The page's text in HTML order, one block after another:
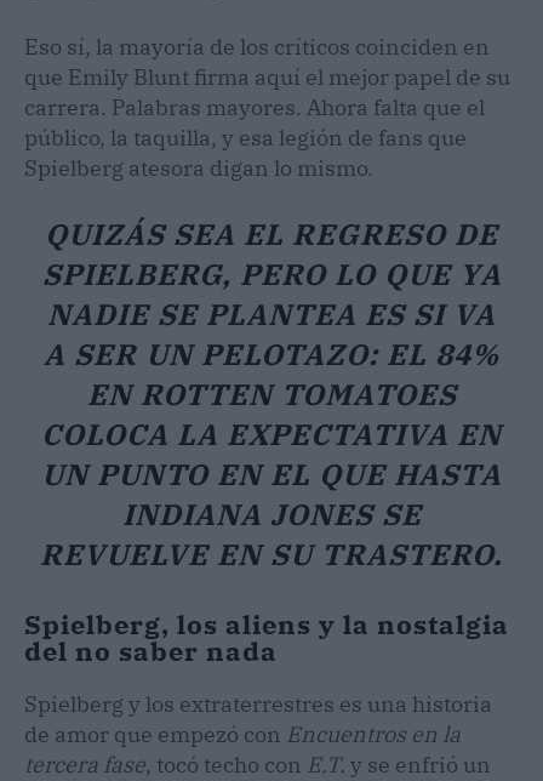
Eso sí, la mayoría de los críticos coinciden en
que Emily Blunt firma aquí el mejor papel de su
carrera. Palabras mayores. Ahora falta que el
público, la taquilla, y esa legión de fans que
Spielberg atesora digan lo mismo.
QUIZÁS SEA EL REGRESO DE
SPIELBERG, PERO LO QUE YA
NADIE SE PLANTEA ES SI VA
A SER UN PELOTAZO: EL 84%
EN ROTTEN TOMATOES
COLOCA LA EXPECTATIVA EN
UN PUNTO EN EL QUE HASTA
INDIANA JONES SE
REVUELVE EN SU TRASTERO.
Spielberg, los aliens y la nostalgia
del no saber nada
Spielberg y los extraterrestres es una historia
de amor que empezó con Encuentros en la
tercera fase, tocó techo con E.T. y se enfrió un